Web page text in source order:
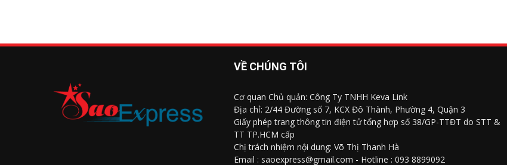
VỀ CHÚNG TÔI
Cơ quan Chủ quản: Công Ty TNHH Keva Link
Địa chỉ: 2/44 Đường số 7, KCX Đô Thành, Phường 4, Quận 3
Giấy phép trang thông tin điện tử tổng hợp số 38/GP-TTĐT do STT &
TT TP.HCM cấp
Chị trách nhiệm nội dung: Võ Thị Thanh Hà
Email : saoexpress@gmail.com - Hotline : 093 8899092